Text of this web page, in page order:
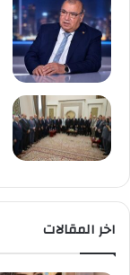
اخر المقالات